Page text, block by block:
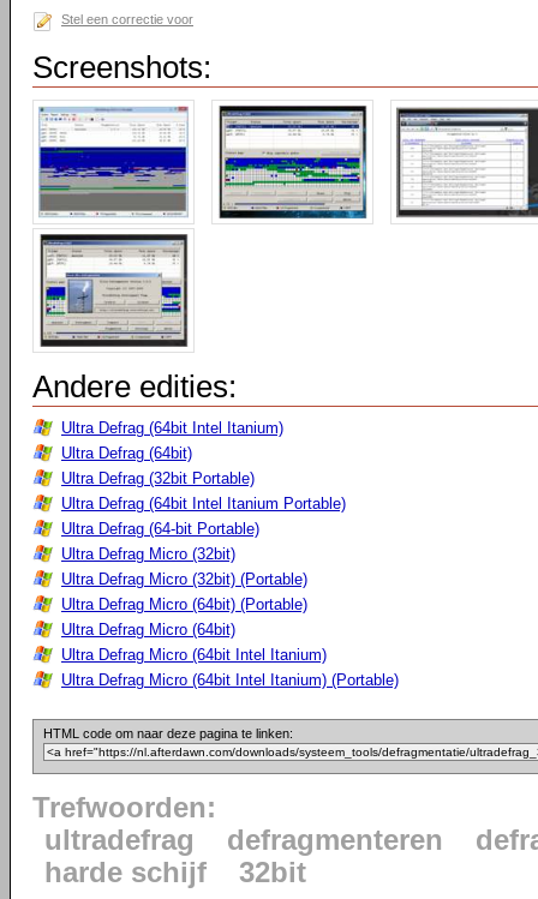
Stel een correctie voor
Screenshots:
Andere edities:
Ultra Defrag (64bit Intel Itanium)
Ultra Defrag (64bit)
Ultra Defrag (32bit Portable)
Ultra Defrag (64bit Intel Itanium Portable)
Ultra Defrag (64-bit Portable)
Ultra Defrag Micro (32bit)
Ultra Defrag Micro (32bit) (Portable)
Ultra Defrag Micro (64bit) (Portable)
Ultra Defrag Micro (64bit)
Ultra Defrag Micro (64bit Intel Itanium)
Ultra Defrag Micro (64bit Intel Itanium) (Portable)
HTML code om naar deze pagina te linken:
Trefwoorden:
ultradefrag
defragmenteren
harde schijf
32bit